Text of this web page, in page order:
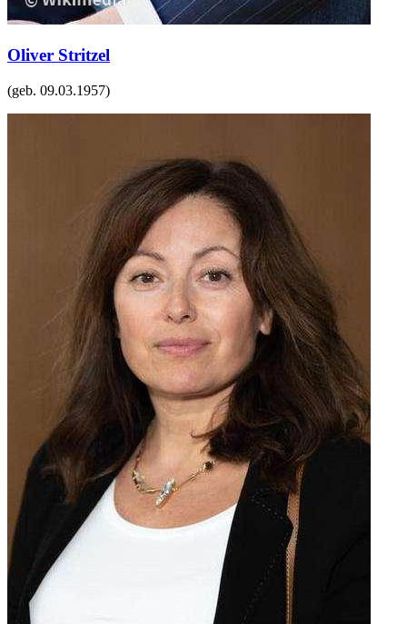
Oliver Stritzel
(geb. 09.03.1957)